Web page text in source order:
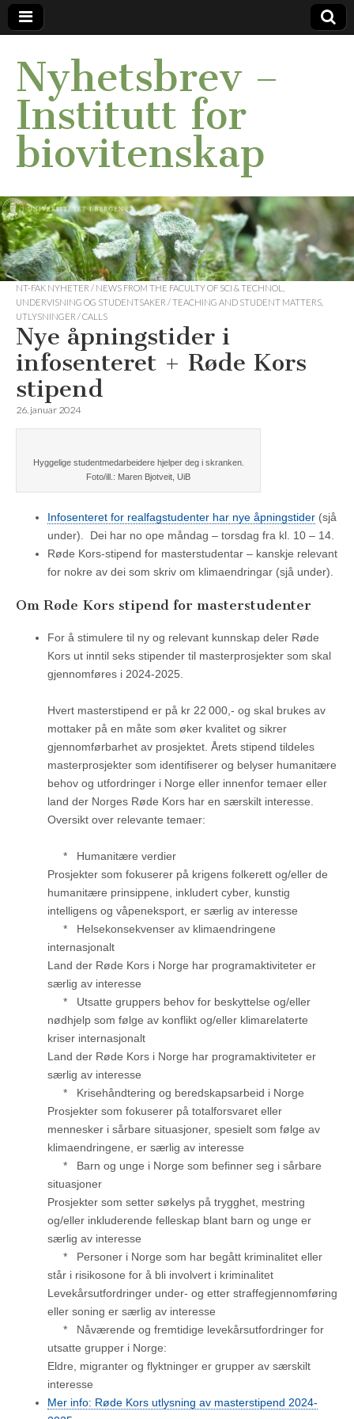
Nyhetsbrev –
Institutt for
biovitenskap
NT-FAK NYHETER / NEWS FROM THE FACULTY OF SCI & TECHNOL
UNDERVISNING OG STUDENTSAKER / TEACHING AND STUDENT MATTERS
UTLYSNINGER / CALLS
Nye åpningstider i
infosenteret + Røde Kors
stipend
26. januar 2024
Hyggelige studentmedarbeidere hjelper deg i skranken.
Foto/ill.: Maren Bjotveit, UiB
Infosenteret for realfagstudenter har nye åpningstider (sjå
under). Dei har no ope måndag – torsdag fra kl. 10 – 14.
Røde Kors-stipend for masterstudentar – kanskje relevant
for nokre av dei som skriv om klimaendringar (sjå under).
Om Røde Kors stipend for masterstudenter
For å stimulere til ny og relevant kunnskap deler Røde
Kors ut inntil seks stipender til masterprosjekter som skal
gjennomføres i 2024-2025.
Hvert masterstipend er på kr 22 000,- og skal brukes av
mottaker på en måte som øker kvalitet og sikrer
gjennomførbarhet av prosjektet. Årets stipend tildeles
masterprosjekter som identifiserer og belyser humanitære
behov og utfordringer i Norge eller innenfor temaer eller
land der Norges Røde Kors har en særskilt interesse.
Oversikt over relevante temaer:
* Humanitære verdier
Prosjekter som fokuserer på krigens folkerett og/eller de
humanitære prinsippene, inkludert cyber, kunstig
intelligens og våpeneksport, er særlig av interesse
* Helsekonsekvenser av klimaendringene
internasjonalt
Land der Røde Kors i Norge har programaktiviteter er
særlig av interesse
* Utsatte gruppers behov for beskyttelse og/eller
nødhjelp som følge av konflikt og/eller klimarelaterte
kriser internasjonalt
Land der Røde Kors i Norge har programaktiviteter er
særlig av interesse
* Krisehåndtering og beredskapsarbeid i Norge
Prosjekter som fokuserer på totalforsvaret eller
mennesker i sårbare situasjoner, spesielt som følge av
klimaendringene, er særlig av interesse
* Barn og unge i Norge som befinner seg i sårbare
situasjoner
Prosjekter som setter søkelys på trygghet, mestring
og/eller inkluderende felleskap blant barn og unge er
særlig av interesse​
* Personer i Norge som har begått kriminalitet eller
står i risikosone for å bli involvert i kriminalitet
Levekårsutfordringer under- og etter straffegjennomføring
eller soning er særlig av interesse​
* Nåværende og fremtidige levekårsutfordringer for
utsatte grupper i Norge:
Eldre, migranter og flyktninger er grupper av særskilt
interesse​
Mer info: Røde Kors utlysning av masterstipend 2024-